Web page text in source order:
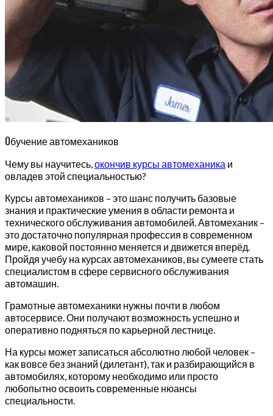
Обучение автомехаников
Чему вы научитесь,окончив курсы автомеханика и
овладев этой специальностью?
Курсы автомехаников – это шанс получить базовые
знания и практические умения в области ремонта и
технического обслуживания автомобилей. Автомеханик –
это достаточно популярная профессия в современном
мире, каковой постоянно меняется и движется вперёд.
Пройдя учебу на курсах автомехаников, вы сумеете стать
специалистом в сфере сервисного обслуживания
автомашин.
Грамотные автомеханики нужны почти в любом
автосервисе. Они получают возможность успешно и
оперативно подняться по карьерной лестнице.
На курсы может записаться абсолютно любой человек –
как вовсе без знаний (дилетант), так и разбирающийся в
автомобилях, которому необходимо или просто
любопытно освоить современные нюансы
специальности.